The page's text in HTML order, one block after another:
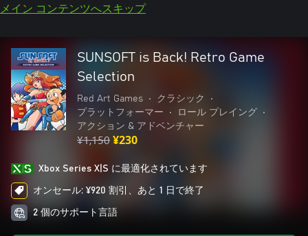
メイン コンテンツへスキップ
SUNSOFT is Back! Retro Game
Selection
Red Art Games • クラシック
•
プラットフォーマー
• ロール プレイング
•
アクション & アドベンチャー
¥1,150¥230
Xbox Series X|S に最適化されています
オンセール: ¥920 割引、あと 1 日で終了
2 個のサポート言語